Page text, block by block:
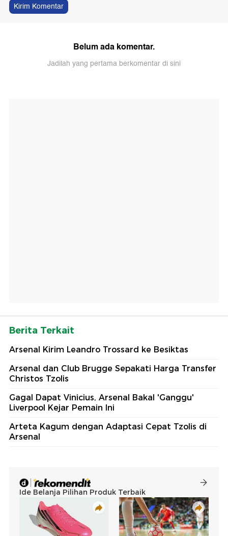
Kirim Komentar
Belum ada komentar.
Jadilah yang pertama berkomentar di sini
Berita Terkait
Arsenal Kirim Leandro Trossard ke Besiktas
Arsenal dan Club Brugge Sepakati Harga Transfer
Christos Tzolis
Gagal Dapat Vinicius, Arsenal Bakal 'Ganggu'
Liverpool Kejar Pemain Ini
Arteta Kagum dengan Adaptasi Cepat Tzolis di
Arsenal